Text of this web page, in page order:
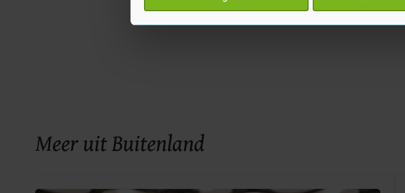
toestemming op elk moment wijzigen of intrekken in de
Meer uit Buitenland